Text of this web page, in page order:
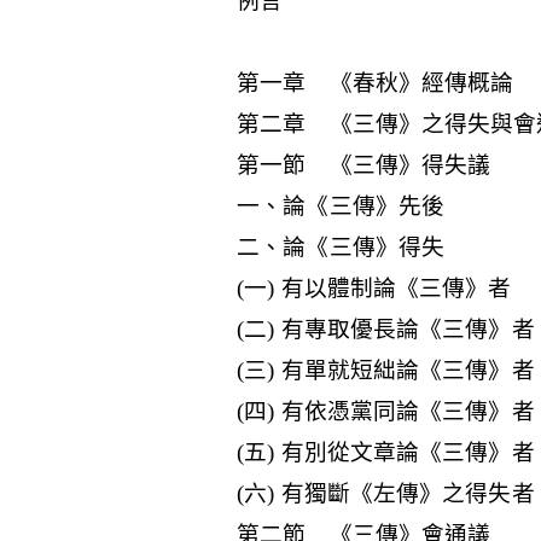
第一章 《春秋》經傳概論
第二章 《三傳》之得失與會
第一節 《三傳》得失議
一、論《三傳》先後
二、論《三傳》得失
(一) 有以體制論《三傳》者
(二) 有專取優長論《三傳》者
(三) 有單就短絀論《三傳》者
(四) 有依憑黨同論《三傳》者
(五) 有別從文章論《三傳》者
(六) 有獨斷《左傳》之得失者
第二節 《三傳》會通議